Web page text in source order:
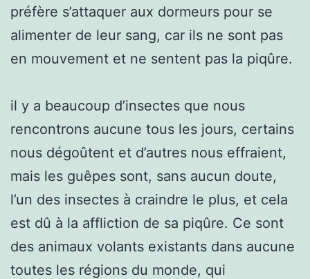
préfère s’attaquer aux dormeurs pour se
alimenter de leur sang, car ils ne sont pas
en mouvement et ne sentent pas la piqûre.
il y a beaucoup d’insectes que nous
rencontrons aucune tous les jours, certains
nous dégoûtent et d’autres nous effraient,
mais les guêpes sont, sans aucun doute,
l’un des insectes à craindre le plus, et cela
est dû à la affliction de sa piqûre. Ce sont
des animaux volants existants dans aucune
toutes les régions du monde, qui